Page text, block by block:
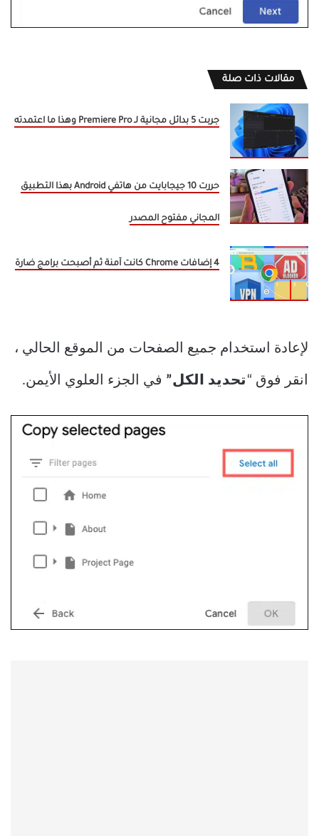
مقالات ذات صلة
جربت 5 بدائل مجانية لـ Premiere Pro وهذا ما اعتمدته
حررت 10 جيجابايت من هاتفي Android بهذا التطبيق
المجاني مفتوح المصدر
4 إضافات Chrome كانت آمنة ثم أصبحت برامج ضارة
لإعادة استخدام جميع الصفحات من الموقع الحالي ،
انقر فوق “ تحديد الكل” في الجزء العلوي الأيمن.